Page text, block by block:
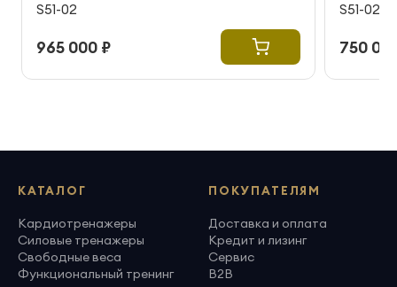
S51-02
965 000 ₽
S51-02
750
КАТАЛОГ
Кардиотренажеры
Силовые тренажеры
Свободные веса
Функциональный тренинг
ПОКУПАТЕЛЯМ
Доставка и оплата
Кредит и лизинг
Сервис
B2B